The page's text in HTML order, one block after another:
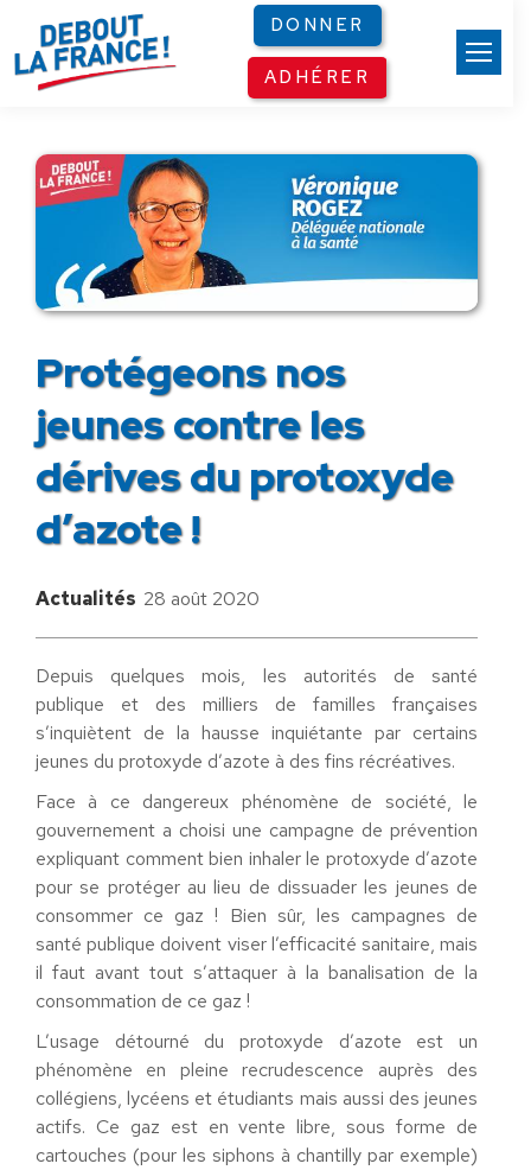
DONNER
ADHÉRER
Protégeons nos
jeunes contre les
dérives du protoxyde
d’azote !
Actualités 28 août 2020
Depuis quelques mois, les autorités de santé
publique et des milliers de familles françaises
s’inquiètent de la hausse inquiétante par certains
jeunes du protoxyde d’azote à des fins récréatives.
Face à ce dangereux phénomène de société, le
gouvernement a choisi une campagne de prévention
expliquant comment bien inhaler le protoxyde d’azote
pour se protéger au lieu de dissuader les jeunes de
consommer ce gaz ! Bien sûr, les campagnes de
santé publique doivent viser l’efficacité sanitaire, mais
il faut avant tout s’attaquer à la banalisation de la
consommation de ce gaz !
L’usage détourné du protoxyde d’azote est un
phénomène en pleine recrudescence auprès des
collégiens, lycéens et étudiants mais aussi des jeunes
actifs. Ce gaz est en vente libre, sous forme de
cartouches (pour les siphons à chantilly par exemple)
Panneau de gestion des cookies